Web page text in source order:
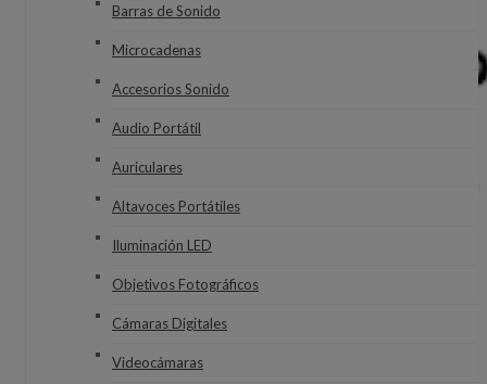
Barras de Sonido
Microcadenas
Accesorios Sonido
Audio Portátil
Auriculares
Altavoces Portátiles
Iluminación LED
Objetivos Fotográficos
Cámaras Digitales
Videocámaras